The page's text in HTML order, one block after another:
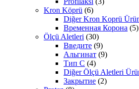
Kron Köprü (6)
Diğer Kron Koprü
Временная Корона (5)
Ölçü Aletleri (30)
Введите (9)
Альгинат (9)
Тип С (4)
Diğer Ölçü Aletleri
Закрытие (2)